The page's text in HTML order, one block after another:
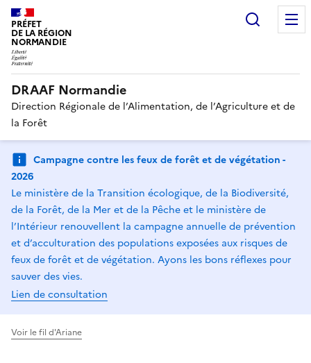
PRÉFET
DE LA RÉGION
NORMANDIE
DRAAF Normandie
Direction Régionale de l’Alimentation, de l’Agriculture et de
la Forêt
Campagne contre les feux de forêt et de végétation -
2026
Le ministère de la Transition écologique, de la Biodiversité,
de la Forêt, de la Mer et de la Pêche et le ministère de
l’Intérieur renouvellent la campagne annuelle de prévention
et d’acculturation des populations exposées aux risques de
feux de forêt et de végétation. Ayons les bons réflexes pour
sauver des vies.
Lien de consultation
Voir le fil d'Ariane